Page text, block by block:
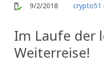
9/2/2018 crypto51
Im Laufe der
Weiterreise!